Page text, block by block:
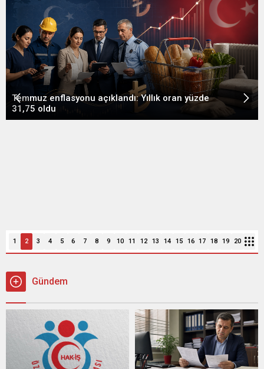
Temmuz enflasyonu açıklandı: Yıllık oran yüzde
31,75 oldu
1 2 3 4 5 6 7 8 9 10 11 12 13 14 15 16 17 18 19 20
Gündem